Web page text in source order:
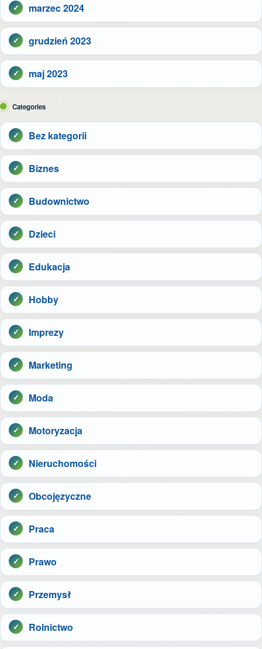
marzec 2024
grudzień 2023
maj 2023
Categories
Bez kategorii
Biznes
Budownictwo
Dzieci
Edukacja
Hobby
Imprezy
Marketing
Moda
Motoryzacja
Nieruchomości
Obcojęzyczne
Praca
Prawo
Przemysł
Rolnictwo